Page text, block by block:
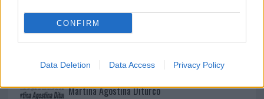
CONFIRM
Data Deletion Data Access Privacy Policy
Paolo Pinna
Martina Agostina Diturco